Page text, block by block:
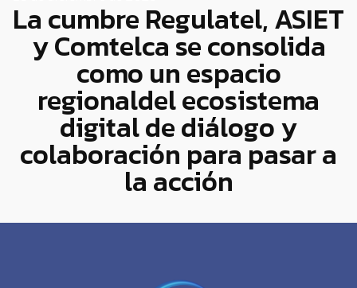
La cumbre Regulatel, ASIET
y Comtelca se consolida
como un espacio
regionaldel ecosistema
digital de diálogo y
colaboración para pasar a
la acción